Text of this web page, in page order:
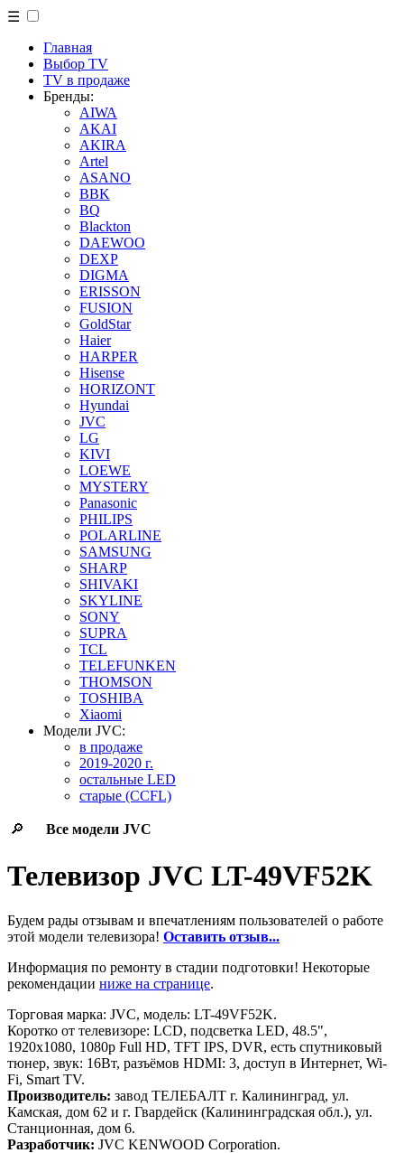
☰
Главная
Выбор TV
TV в продаже
Бренды:
AIWA
AKAI
AKIRA
Artel
ASANO
BBK
BQ
Blackton
DAEWOO
DEXP
DIGMA
ERISSON
FUSION
GoldStar
Haier
HARPER
Hisense
HORIZONT
Hyundai
JVC
LG
KIVI
LOEWE
MYSTERY
Panasonic
PHILIPS
POLARLINE
SAMSUNG
SHARP
SHIVAKI
SKYLINE
SONY
SUPRA
TCL
TELEFUNKEN
THOMSON
TOSHIBA
Xiaomi
Модели JVC:
в продаже
2019-2020 г.
остальные LED
старые (CCFL)
🔎 Все модели JVC
Телевизор JVC LT-49VF52K
Будем рады отзывам и впечатлениям пользователей о работе
этой модели телевизора! Оставить отзыв...
Информация по ремонту в стадии подготовки! Некоторые
рекомендации ниже на странице.
Торговая марка: JVC, модель: LT-49VF52K.
Коротко от телевизоре: LCD, подсветка LED, 48.5",
1920x1080, 1080p Full HD, TFT IPS, DVR, есть спутниковый
тюнер, звук: 16Вт, разъёмов HDMI: 3, доступ в Интернет, Wi-
Fi, Smart TV.
Производитель: завод ТЕЛЕБАЛТ г. Калининград, ул.
Камская, дом 62 и г. Гвардейск (Калининградская обл.), ул.
Станционная, дом 6.
Разработчик: JVC KENWOOD Corporation.